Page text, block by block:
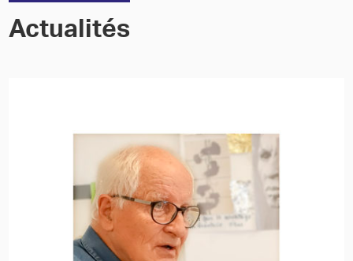
Actualités